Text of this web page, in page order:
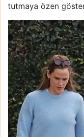
tutmaya özen